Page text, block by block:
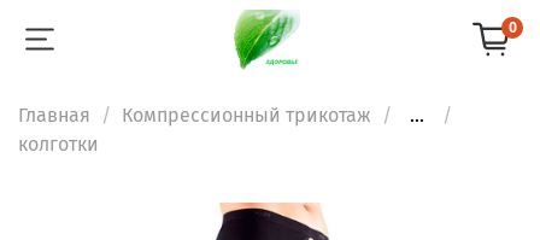
0
Главная Компрессионный трикотаж
...
колготки